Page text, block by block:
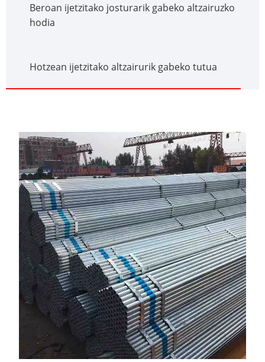
Beroan ijetzitako josturarik gabeko altzairuzko
hodia
Hotzean ijetzitako altzairurik gabeko tutua